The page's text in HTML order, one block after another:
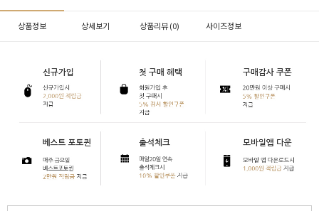
상품정보 상세보기 상품리뷰 (0) 사이즈정보